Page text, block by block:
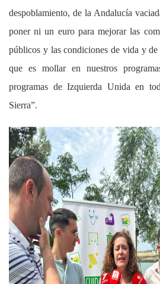
despoblamiento, de la Andalucía
poner ni un euro para mejorar las
públicos y las condiciones de vida y
que es mollar en nuestros
programas de Izquierda Unida en
Sierra”.